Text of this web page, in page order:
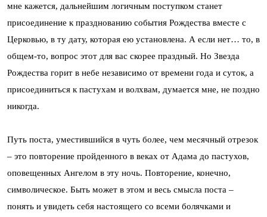
мне кажется, дальнейшим логичным поступком станет
присоединение к празднованию события Рождества вместе с
Церковью, в ту дату, которая ею установлена. А если нет… то, в
общем-то, вопрос этот для вас скорее праздный. Но Звезда
Рождества горит в небе независимо от времени года и суток, а
присоединиться к пастухам и волхвам, думается мне, не поздно
никогда.
Путь поста, уместившийся в чуть более, чем месячный отрезок
– это повторение пройденного в веках от Адама до пастухов,
оповещенных Ангелом в эту ночь. Повторение, конечно,
символическое. Быть может в этом и весь смысла поста –
понять и увидеть себя настоящего со всеми болячками и